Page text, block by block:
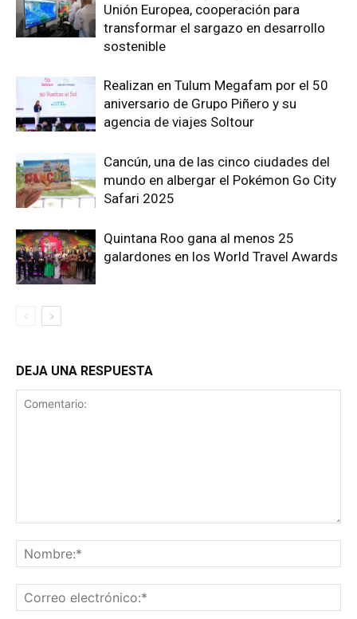
Unión Europea, cooperación para
transformar el sargazo en desarrollo
sostenible
Realizan en Tulum Megafam por el 50
aniversario de Grupo Piñero y su
agencia de viajes Soltour
Cancún, una de las cinco ciudades del
mundo en albergar el Pokémon Go City
Safari 2025
Quintana Roo gana al menos 25
galardones en los World Travel Awards
DEJA UNA RESPUESTA